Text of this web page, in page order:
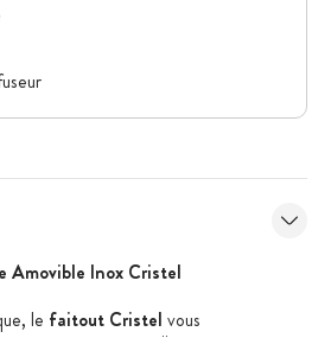
Amovible Inox Cristel
le faitout Cristel vous